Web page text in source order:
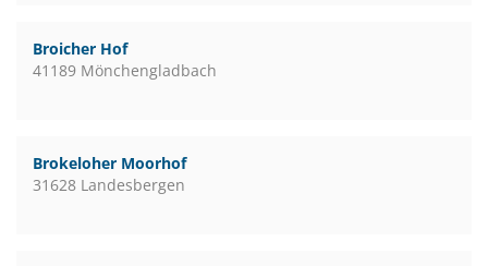
Broicher Hof
41189 Mönchengladbach
Brokeloher Moorhof
31628 Landesbergen